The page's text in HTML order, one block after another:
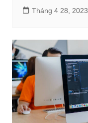
Tháng 4 28, 2023